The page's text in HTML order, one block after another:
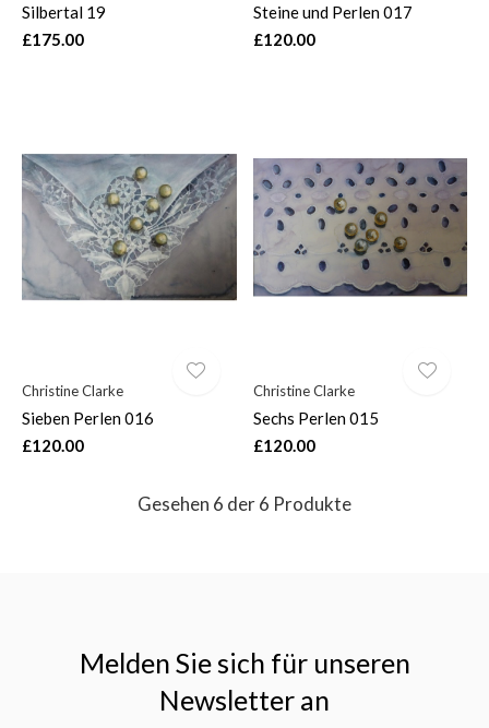
Silbertal 19
£175.00
Steine und Perlen 017
£120.00
Christine Clarke
Sieben Perlen 016
£120.00
Christine Clarke
Sechs Perlen 015
£120.00
Gesehen 6 der 6 Produkte
Melden Sie sich für unseren
Newsletter an